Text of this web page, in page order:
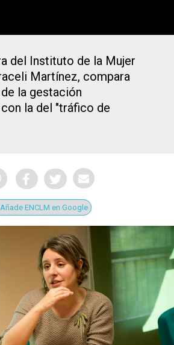
del Instituto de la Mujer
Martínez, compara
la gestación
la del "tráfico de
ENCLM en Google